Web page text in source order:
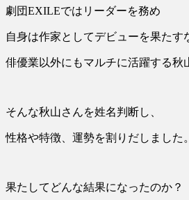
劇団EXILEではリーダーを務め
自身は作家としてデビューを果たす
俳優業以外にもマルチに活躍する秋
そんな秋山さんを姓名判断し、
性格や特徴、運勢を割りだしました。
果たしてどんな結果になったのか？